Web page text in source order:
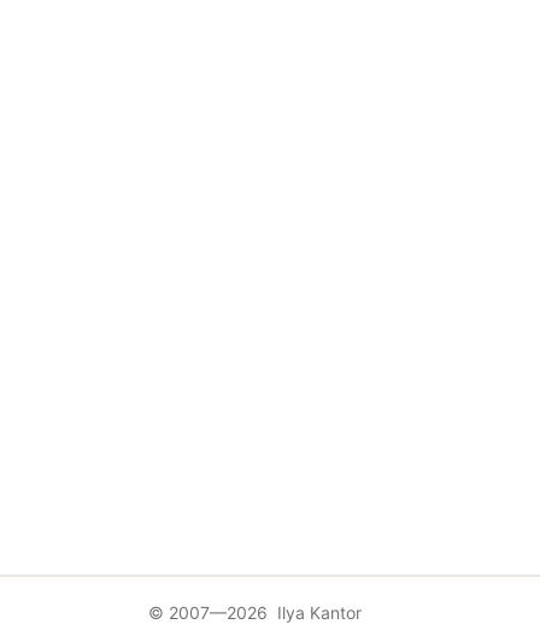
© 2007—2026 Ilya Kantor